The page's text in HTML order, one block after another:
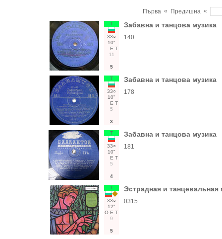
Първа « Предишна «
Т
33○
10"
Е Т
11
5
Забавна и танцова музика
140
Т
33○
10"
Е Т
5
3
Забавна и танцова музика
178
Т
33○
10"
Е Т
5
4
Забавна и танцова музика
181
Т
33○
12"
О Е Т
9
5
Эстрадная и танцевальная
0315